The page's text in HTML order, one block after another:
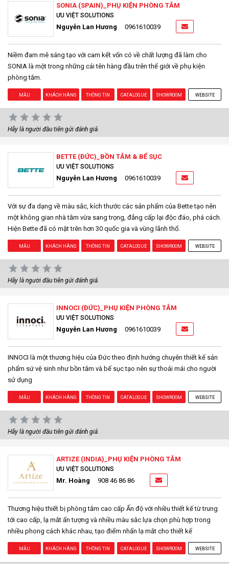
SONIA (SPAIN)_PHỤ KIỆN PHÒNG TẮM
ƯU VIỆT SOLUTIONS
Nguyễn Lan Hương 0961610039
Niềm đam mê sáng tạo với cam kết vốn có về chất lượng đã làm cho
SONIA là một trong những cái tên hàng đầu trên thế giới về phụ kiện
phòng tắm.
MẪU KHÁCH HÀNG THÔNG TIN CATALOGUE SHOWROOM WEBSITE
Hãy là người đầu tiên gửi đánh giá.
BETTE (ĐỨC)_BỒN TẮM & BỂ SỤC
ƯU VIỆT SOLUTIONS
Nguyễn Lan Hương 0961610039
Với sự đa dạng về màu sắc, kích thước các sản phẩm của Bette tạo nên
một không gian nhà tắm vừa sang trọng, đẳng cấp lại độc đáo, phá cách.
Hiện Bette đã có mặt trên hơn 30 quốc gia và vùng lãnh thổ.
MẪU KHÁCH HÀNG THÔNG TIN CATALOGUE SHOWROOM WEBSITE
Hãy là người đầu tiên gửi đánh giá.
INNOCI (ĐỨC)_PHỤ KIỆN PHÒNG TẮM
ƯU VIỆT SOLUTIONS
Nguyễn Lan Hương 0961610039
INNOCI là một thương hiệu của Đức theo định hướng chuyên thiết kế sản
phẩm sứ vệ sinh như bồn tắm và bể sục tạo nên sự thoải mái cho người
sử dụng
MẪU KHÁCH HÀNG THÔNG TIN CATALOGUE SHOWROOM WEBSITE
Hãy là người đầu tiên gửi đánh giá.
ARTIZE (INDIA)_PHỤ KIỆN PHÒNG TẮM
ƯU VIỆT SOLUTIONS
Mr. Hoàng 908 46 86 86
Thương hiệu thiết bị phòng tắm cao cấp Ấn độ với nhiều thiết kế từ trung
tới cao cấp, lạ mắt ấn tượng và nhiều màu sắc lựa chọn phù hợp trong
nhiều phong cách khác nhau, tạo điểm nhấn lạ mắt cho thiết kế
MẪU KHÁCH HÀNG THÔNG TIN CATALOGUE SHOWROOM WEBSITE